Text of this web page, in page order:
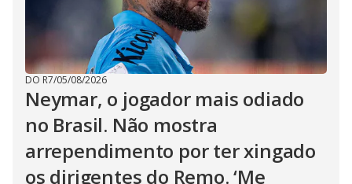
DO R7/05/08/2026
Neymar, o jogador mais odiado
no Brasil. Não mostra
arrependimento por ter xingado
os dirigentes do Remo. ‘Me